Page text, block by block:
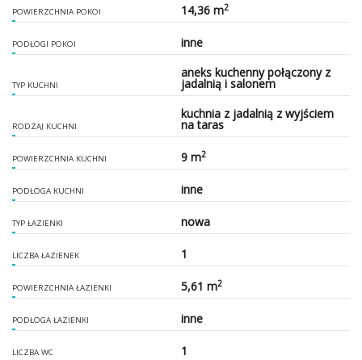
POWIERZCHNIA POKOI 14,36 m2
PODŁOGI POKOI inne
TYP KUCHNI
aneks kuchenny połączony z
jadalnią i salonem
RODZAJ KUCHNI
kuchnia z jadalnią z wyjściem
na taras
POWIERZCHNIA KUCHNI 9 m2
PODŁOGA KUCHNI inne
TYP ŁAZIENKI nowa
LICZBA ŁAZIENEK 1
POWIERZCHNIA ŁAZIENKI 5,61 m2
PODŁOGA ŁAZIENKI inne
LICZBA WC 1